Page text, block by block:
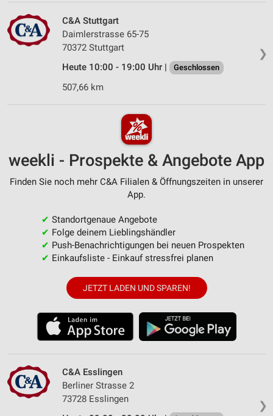
❯
C&A Stuttgart
Daimlerstrasse 65-75
70372 Stuttgart
Heute 10:00 - 19:00 Uhr |
Geschlossen
507,66 km
weekli - Prospekte & Angebote App
Finden Sie noch mehr C&A Filialen & Öffnungszeiten in unserer
App.
✔ Standortgenaue Angebote
✔ Folge deinem Lieblingshändler
✔ Push-Benachrichtigungen bei neuen Prospekten
✔ Einkaufsliste - Einkauf stressfrei planen
JETZT LADEN UND SPAREN!
❯
C&A Esslingen
Berliner Strasse 2
73728 Esslingen